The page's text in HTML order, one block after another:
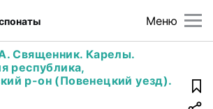
Меню
Священник. Карелы.
республика,
р-он (Повенецкий уезд).